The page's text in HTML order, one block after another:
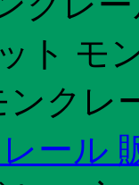
ト モ
クレ
ール